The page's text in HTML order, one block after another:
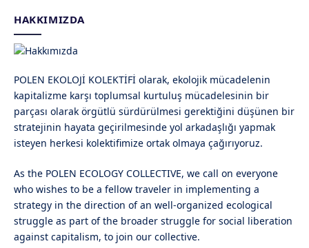
HAKKIMIZDA
POLEN EKOLOJİ KOLEKTİFİ olarak, ekolojik mücadelenin
kapitalizme karşı toplumsal kurtuluş mücadelesinin bir
parçası olarak örgütlü sürdürülmesi gerektiğini düşünen bir
stratejinin hayata geçirilmesinde yol arkadaşlığı yapmak
isteyen herkesi kolektifimize ortak olmaya çağırıyoruz.
As the POLEN ECOLOGY COLLECTIVE, we call on everyone
who wishes to be a fellow traveler in implementing a
strategy in the direction of an well-organized ecological
struggle as part of the broader struggle for social liberation
against capitalism, to join our collective.